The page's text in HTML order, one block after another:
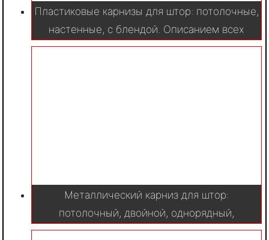
Пластиковые карнизы для штор: потолочные,
настенные, с блендой. Описанием всех
вариантов, а также фото новинок дизайна
Металлический карниз для штор:
потолочный, двойной, однорядный,
двухрядный. 100 фото в интерьере